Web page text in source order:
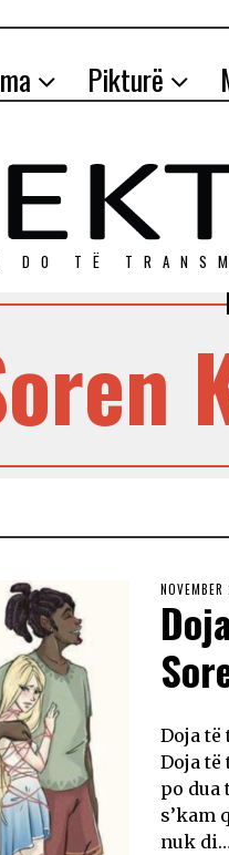
Pikturë
DO TЁ
Doja të
Doja të
po dua
s’kam
nuk